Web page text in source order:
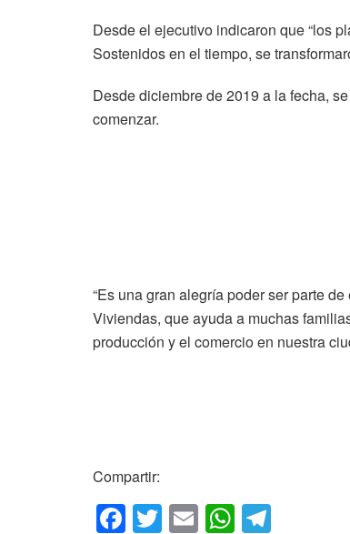
Desde el ejecutivo indicaron que “los
Sostenidos en el tiempo, se
Desde diciembre de 2019 a la fecha,
comenzar.
“Es una gran alegría poder ser parte
Viviendas, que ayuda a muchas
producción y el comercio en nuestra
Compartir:
F T E W